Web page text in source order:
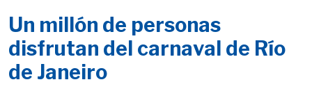
Un millón de personas
disfrutan del carnaval de Río
de Janeiro